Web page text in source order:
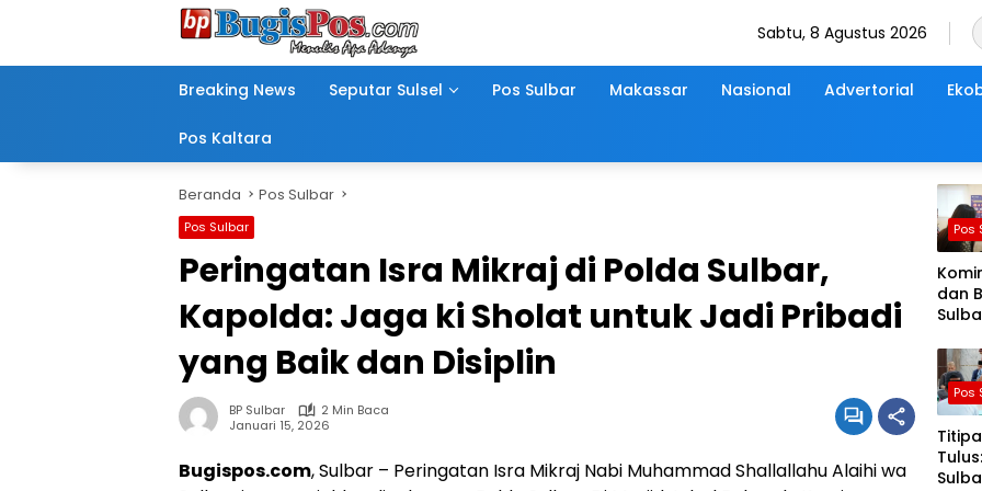
Sabtu, 8 Agustus 2026
Breaking News Seputar Sulsel Pos Sulbar Makassar Nasional Advertorial
Pos Kaltara
Beranda Pos Sulbar
Pos Sulbar
Peringatan Isra Mikraj di Polda Sulbar,
Kapolda: Jaga ki Sholat untuk Jadi Pribadi
yang Baik dan Disiplin
BP Sulbar
2 Min Baca
Januari 15, 2026
Bugispos.com, Sulbar – Peringatan Isra Mikraj Nabi Muhammad Shallallahu Alaihi wa
Pos
dan
2026
Pos